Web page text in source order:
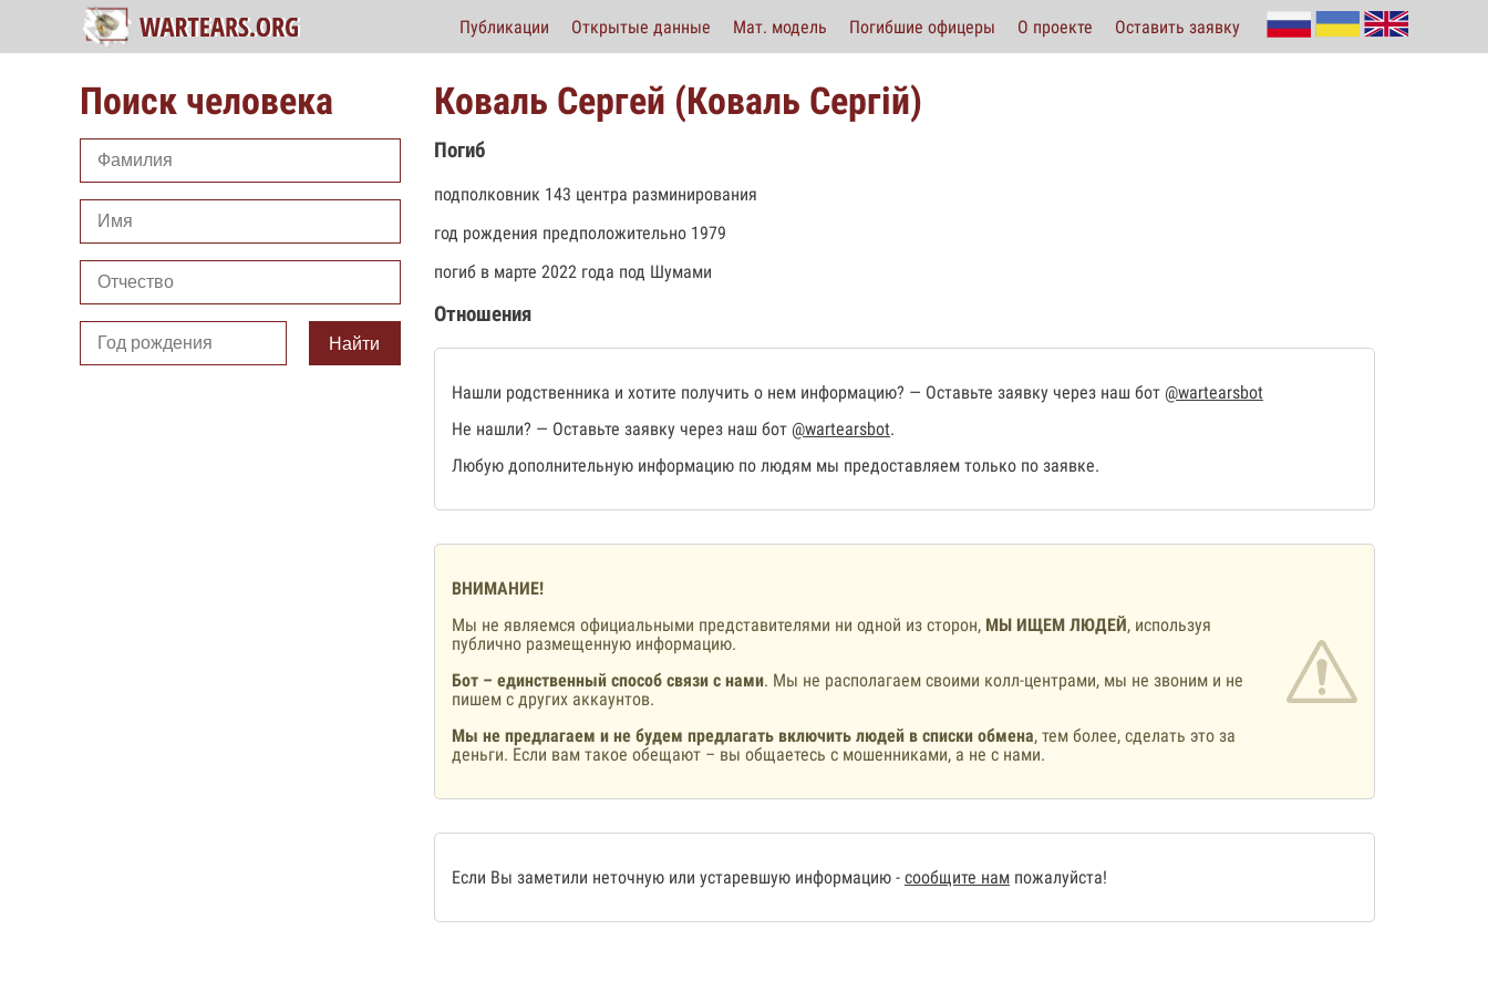
Публикации Открытые данные Мат. модель Погибшие офицеры О проекте Оставить заявку
Поиск человека
Найти
Коваль Сергей (Коваль Сергiй)
Погиб
подполковник 143 центра разминирования
год рождения предположительно 1979
погиб в марте 2022 года под Шумами
Отношения
Нашли родственника и хотите получить о нем информацию? — Оставьте заявку через наш бот @wartearsbot
Не нашли? — Оставьте заявку через наш бот @wartearsbot.
Любую дополнительную информацию по людям мы предоставляем только по заявке.
ВНИМАНИЕ!
Мы не являемся официальными представителями ни одной из сторон, МЫ ИЩЕМ ЛЮДЕЙ, используя
публично размещенную информацию.
Бот – единственный способ связи с нами. Мы не располагаем своими колл-центрами, мы не звоним и не
пишем с других аккаунтов.
Мы не предлагаем и не будем предлагать включить людей в списки обмена, тем более, сделать это за
деньги. Если вам такое обещают – вы общаетесь с мошенниками, а не с нами.
Если Вы заметили неточную или устаревшую информацию - сообщите нам пожалуйста!